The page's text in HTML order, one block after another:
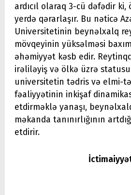
ardıcıl olaraq 3-cü dəfədir ki,
yerdə qərarlaşır. Bu nəticə
Universitetinin beynəlxalq
mövqeyinin yüksəlməsi
əhəmiyyət kəsb edir.
irəliləyiş və ölkə üzrə
universitetin tədris və elmi-
fəaliyyətinin inkişaf
etdirməklə yanaşı,
məkanda tanınırlığının
etdirir.